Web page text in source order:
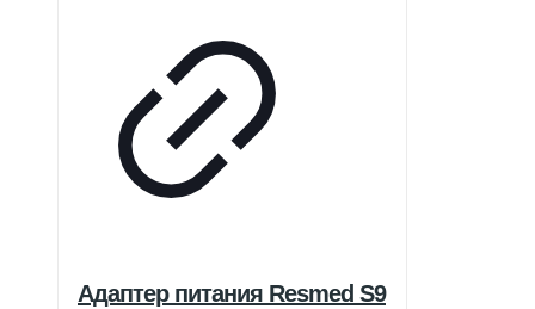
Адаптер питания Resmed S9